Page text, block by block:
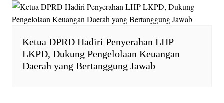
Ketua DPRD Hadiri Penyerahan LHP
LKPD, Dukung Pengelolaan Keuangan
Daerah yang Bertanggung Jawab